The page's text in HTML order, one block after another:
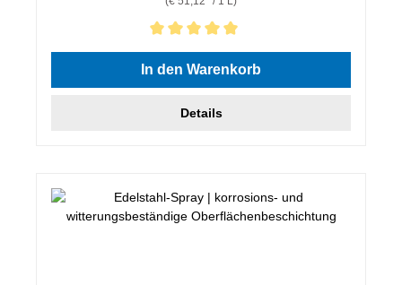
Durchschnittliche Bewertung von 5 von 5 Sternen
In den Warenkorb
Details